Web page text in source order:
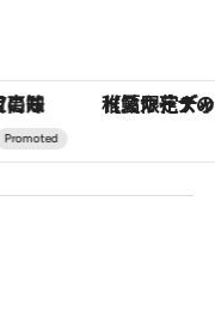
手法で満喫！ ヴァシュロン・コンスタンタ